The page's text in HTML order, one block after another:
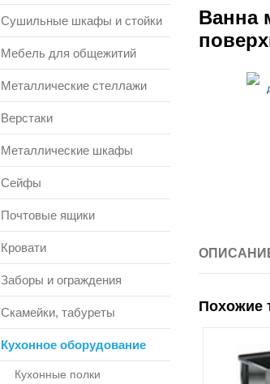
Сушильные шкафы и стойки
Мебель для общежитий
Металлические стеллажи
Верстаки
Металлические шкафы
Сейфы
Почтовые ящики
Кровати
Заборы и ограждения
Скамейки, табуреты
Кухонное оборудование
Кухонные полки
Ванна
Похожие